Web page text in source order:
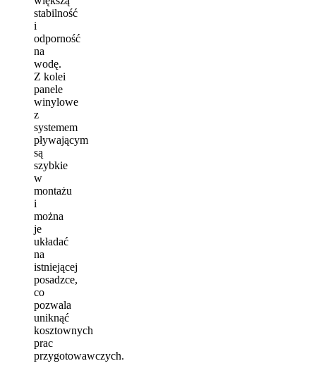
stabilność
i
odporność
na
wodę.
Z kolei
panele
winylowe
z
systemem
pływającym
są
szybkie
w
montażu
i
można
je
układać
na
istniejącej
posadzce,
co
pozwala
uniknąć
kosztownych
prac
przygotowawczych.